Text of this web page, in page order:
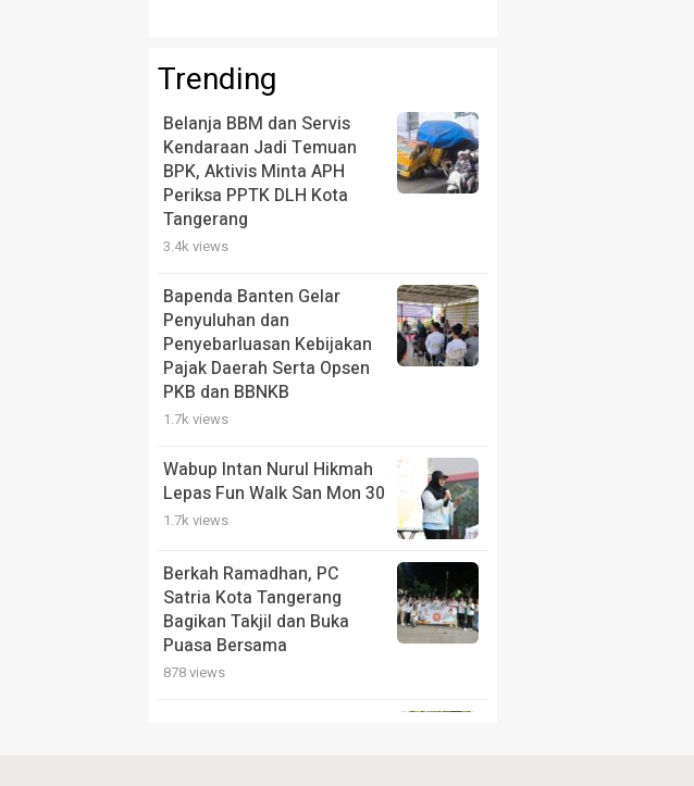
Trending
Belanja BBM dan Servis
Kendaraan Jadi Temuan
BPK, Aktivis Minta APH
Periksa PPTK DLH Kota
Tangerang
3.4k views
Bapenda Banten Gelar
Penyuluhan dan
Penyebarluasan Kebijakan
Pajak Daerah Serta Opsen
PKB dan BBNKB
1.7k views
Wabup Intan Nurul Hikmah
Lepas Fun Walk San Mon 30
1.7k views
Berkah Ramadhan, PC
Satria Kota Tangerang
Bagikan Takjil dan Buka
Puasa Bersama
878 views